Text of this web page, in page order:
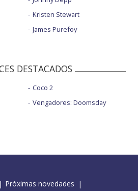
Kristen Stewart
James Purefoy
DESTACADOS
Coco 2
Vengadores: Doomsday
Próximas novedades